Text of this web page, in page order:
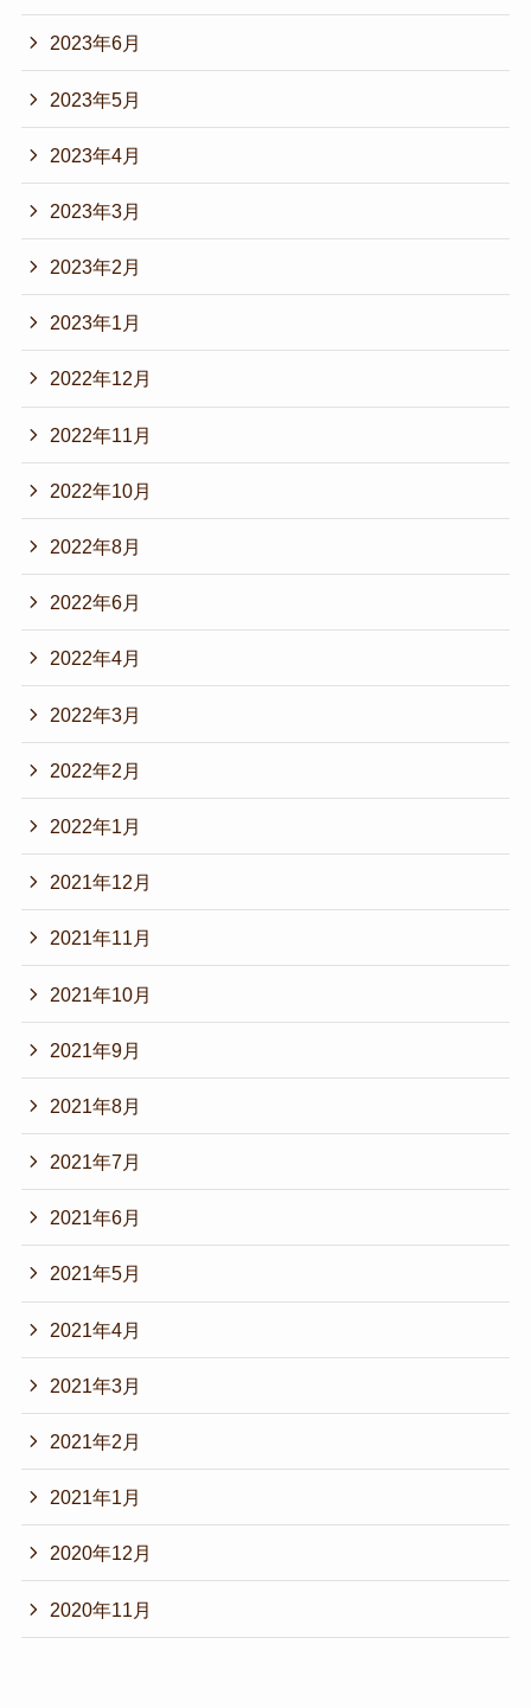
2023年6月
2023年5月
2023年4月
2023年3月
2023年2月
2023年1月
2022年12月
2022年11月
2022年10月
2022年8月
2022年6月
2022年4月
2022年3月
2022年2月
2022年1月
2021年12月
2021年11月
2021年10月
2021年9月
2021年8月
2021年7月
2021年6月
2021年5月
2021年4月
2021年3月
2021年2月
2021年1月
2020年12月
2020年11月